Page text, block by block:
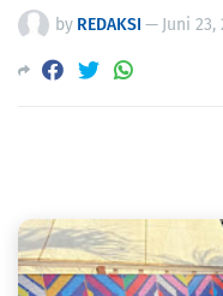
by REDAKSI — Juni 23,